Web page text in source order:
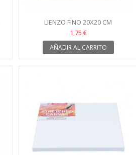
LIENZO FINO 20X20 CM
1,75 €
AÑADIR AL CARRITO